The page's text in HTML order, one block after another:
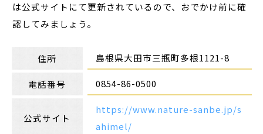
は公式サイトにて更新されているので、おでかけ前に確
認してみましょう。
住所 島根県大田市三瓶町多根1121-8
電話番号 0854-86-0500
公式サイト
https://www.nature-sanbe.jp/s
ahimel/